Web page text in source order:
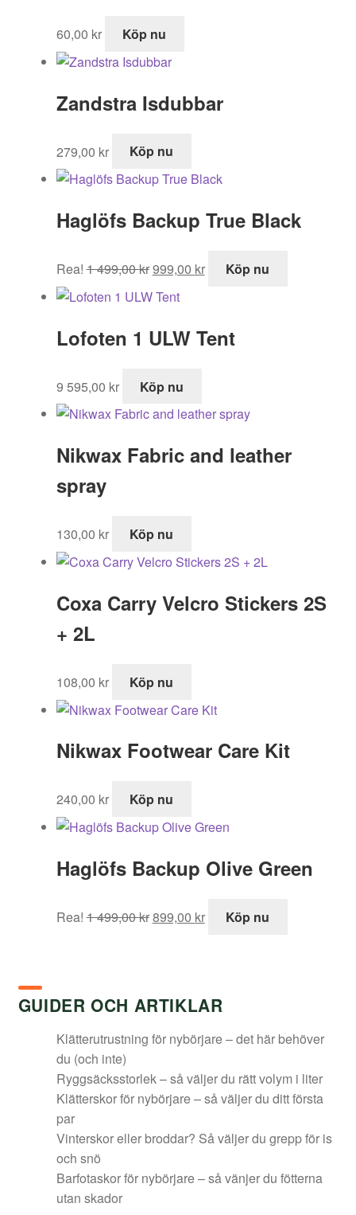
60,00 kr Köp nu
Zandstra Isdubbar
279,00 kr Köp nu
Haglöfs Backup True Black
Rea! 1 499,00kr
ursprungliga
priset
1
999,00 kr
nuvarande
999,00 kr.
Köp nu
Lofoten 1 ULW Tent
9 595,00 kr Köp nu
Nikwax Fabric and leather
spray
130,00 kr Köp nu
Coxa Carry Velcro Stickers 2S
+ 2L
108,00 kr Köp nu
Nikwax Footwear Care Kit
240,00 kr Köp nu
Haglöfs Backup Olive Green
Rea! 1 499,00kr
ursprungliga
499,00 kr.
899,00 kr
nuvarande
Köp nu
GUIDER OCH ARTIKLAR
Klätterutrustning för nybörjare – det här behöver
du (och inte)
Ryggsäcksstorlek – så väljer du rätt volym i liter
Klätterskor för nybörjare – så väljer du ditt första
par
Vinterskor eller broddar? Så väljer du grepp för is
och snö
Barfotaskor för nybörjare – så vänjer du fötterna
utan skador